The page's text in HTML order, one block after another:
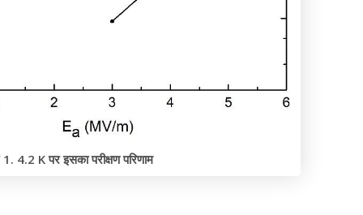
1. 4.2 K पर इसका परीक्षण परिणाम